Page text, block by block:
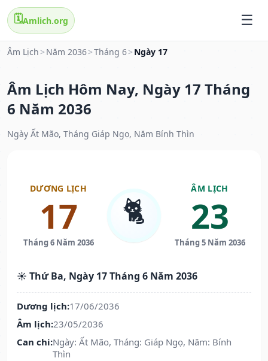
🗓️Amlich.org
Âm Lịch > Năm 2036>Tháng 6> Ngày 17
Âm Lịch Hôm Nay, Ngày 17 Tháng
6 Năm 2036
Ngày Ất Mão, Tháng Giáp Ngọ, Năm Bính Thìn
DƯƠNG LỊCH
17
Tháng 6 Năm 2036
🐈
ÂM LỊCH
23
Tháng 5 Năm 2036
☀️ Thứ Ba, Ngày 17 Tháng 6 Năm 2036
Dương lịch:17/06/2036
Âm lịch:23/05/2036
Can chi:Ngày: Ất Mão, Tháng: Giáp Ngọ, Năm: Bính
Thìn